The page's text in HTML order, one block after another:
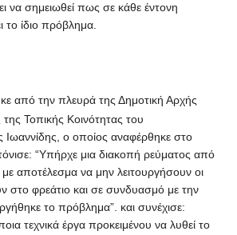
να σημειωθεί πως σε κάθε έντονη
ίδιο πρόβλημα.
από την πλευρά της Δημοτική Αρχής
Τοπικής Κοινότητας του
Ιωαννίδης, ο οποίος αναφέρθηκε στο
“Υπήρχε μια διακοπή ρεύματος από
αποτέλεσμα να μην λειτουργήσουν οι
στο φρεάτιο και σε συνδυασμό με την
το πρόβλημα”. και συνέχισε:
τεχνικά έργα προκειμένου να λυθεί το